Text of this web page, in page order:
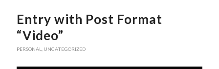
Entry with Post Format
“Video”
PERSONAL UNCATEGORIZED